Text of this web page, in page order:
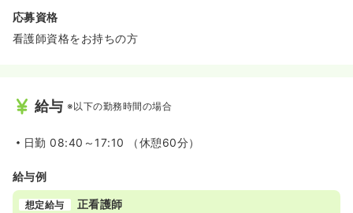
応募資格
看護師資格をお持ちの方
給与 ※以下の勤務時間の場合
日勤 08:40～17:10 （休憩60分）
給与例
想定給与 正看護師